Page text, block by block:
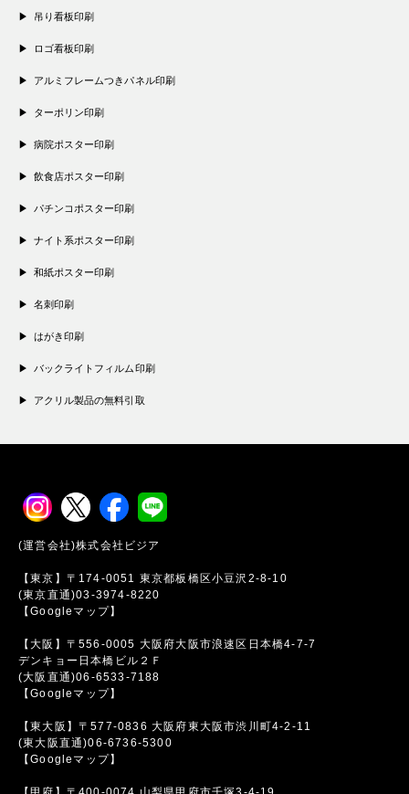
吊り看板印刷
ロゴ看板印刷
アルミフレームつきパネル印刷
ターポリン印刷
病院ポスター印刷
飲食店ポスター印刷
パチンコポスター印刷
ナイト系ポスター印刷
和紙ポスター印刷
名刺印刷
はがき印刷
バックライトフィルム印刷
アクリル製品の無料引取
(運営会社)株式会社ビジア
【東京】〒174-0051 東京都板橋区小豆沢2-8-10
(東京直通)03-3974-8220
【Googleマップ】
【大阪】〒556-0005 大阪府大阪市浪速区日本橋4-7-7
デンキョー日本橋ビル２Ｆ
(大阪直通)06-6533-7188
【Googleマップ】
【東大阪】〒577-0836 大阪府東大阪市渋川町4-2-11
(東大阪直通)06-6736-5300
【Googleマップ】